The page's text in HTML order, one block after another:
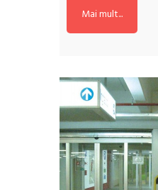
Mai mult...